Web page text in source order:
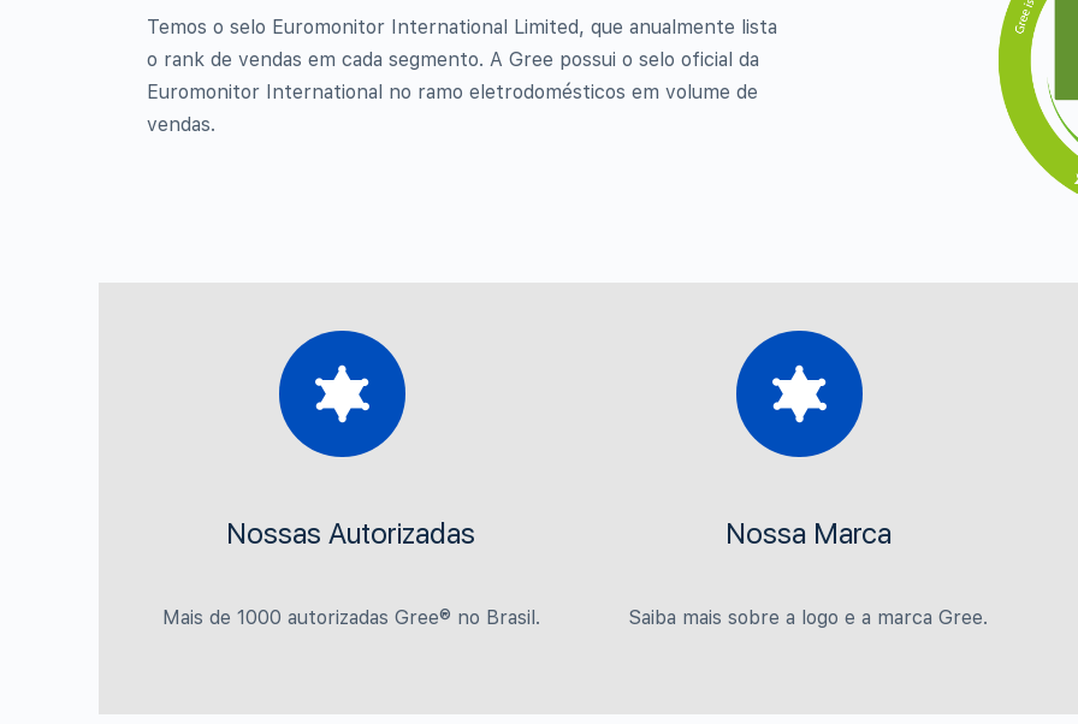
Temos o selo Euromonitor International Limited, que anualmente lista
o rank de vendas em cada segmento. A Gree possui o selo oficial da
Euromonitor International no ramo eletrodomésticos em volume de
vendas.
Nossas Autorizadas
Mais de 1000 autorizadas Gree® no Brasil.
Nossa Marca
Saiba mais sobre a logo e a marca Gree.